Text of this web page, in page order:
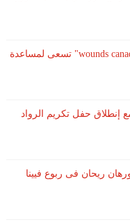
د.مريم بطرس:منظمة "wounds canada" تسعى لمساعدة
إنطلاق حفل تكريم الرواد
ريحان فى ربوع فيينا